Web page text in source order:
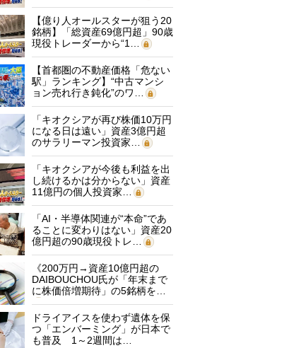
【億り人オールスターが狙う20
銘柄】「総資産69億円超」90歳
現役トレーダーから“1…
【首都圏の不動産価格「危ない
駅」ランキング】“中古マンシ
ョン売れ行き鈍化”のワ…
「キオクシアが再び株価10万円
になる日は遠い」資産3億円超
のサラリーマン投資家…
「キオクシアが今後も利益を出
し続けるかは分からない」資産
11億円の個人投資家…
「AI・半導体関連が“本命”であ
ることに変わりはない」資産20
億円超の90歳現役トレ…
《200万円→資産10億円超の
DAIBOUCHOU氏が「年末まで
に株価倍増期待」の5銘柄を…
ドライアイスを使わず遺体を保
つ「エンバーミング」が日本で
も普及 1～2週間は…